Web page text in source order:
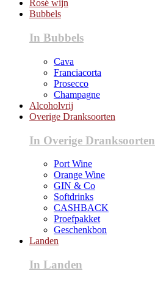
Rosé wijn
Bubbels
In Bubbels
Cava
Franciacorta
Prosecco
Champagne
Alcoholvrij
Overige Dranksoorten
In Overige Dranksoorten
Port Wine
Orange Wine
GIN & Co
Softdrinks
CASHBACK
Proefpakket
Geschenkbon
Landen
In Landen